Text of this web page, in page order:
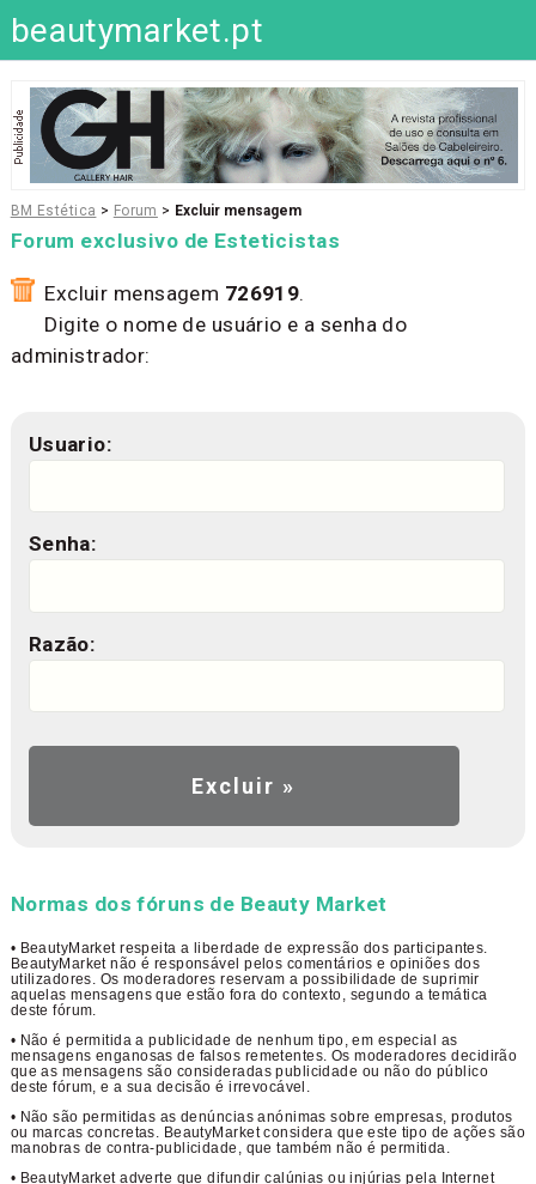
beautymarket.pt
BM Estética > Forum > Excluir mensagem
Forum exclusivo de Esteticistas
Excluir mensagem 726919.
Digite o nome de usuário e a senha do
administrador:
Usuario:
Senha:
Razão:
Normas dos fóruns de Beauty Market
• BeautyMarket respeita a liberdade de expressão dos participantes.
BeautyMarket não é responsável pelos comentários e opiniões dos
utilizadores. Os moderadores reservam a possibilidade de suprimir
aquelas mensagens que estão fora do contexto, segundo a temática
deste fórum.
• Não é permitida a publicidade de nenhum tipo, em especial as
mensagens enganosas de falsos remetentes. Os moderadores decidirão
que as mensagens são consideradas publicidade ou não do público
deste fórum, e a sua decisão é irrevocável.
• Não são permitidas as denúncias anónimas sobre empresas, produtos
ou marcas concretas. BeautyMarket considera que este tipo de ações são
manobras de contra-publicidade, que também não é permitida.
• BeautyMarket adverte que difundir calúnias ou injúrias pela Internet